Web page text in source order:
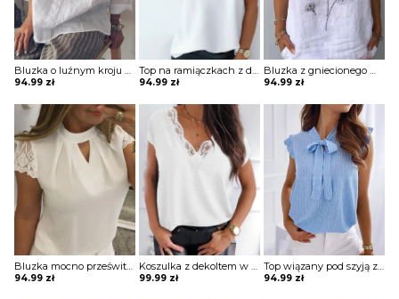
94.99 zł 94.99 zł 94.99 zł
94.99 zł 99.99 zł
Top wiązany pod szyją z falbankami przy rękawach
94.99 zł